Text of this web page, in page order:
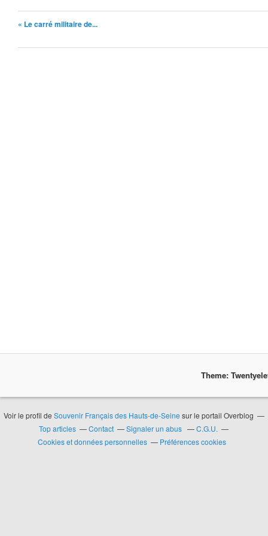
« Le carré militaire de...
Theme:
Voir le profil de Souvenir Français des Hauts-de-Seine sur le portail Overblog
Top articles
Contact Signaler un abus
C.G.U.
Cookies et données personnelles
Préférences cookies